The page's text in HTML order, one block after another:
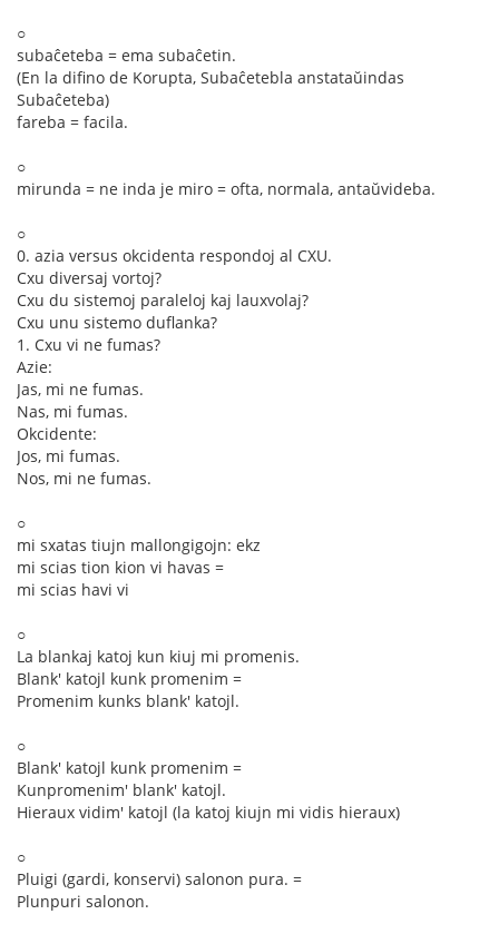
○
subaĉeteba = ema subaĉetin.
(En la difino de Korupta, Subaĉetebla anstataŭindas
Subaĉeteba)
fareba = facila.
○
mirunda = ne inda je miro = ofta, normala, antaŭvideba.
○
0. azia versus okcidenta respondoj al CXU.
Cxu diversaj vortoj?
Cxu du sistemoj paraleloj kaj lauxvolaj?
Cxu unu sistemo duflanka?
1. Cxu vi ne fumas?
Azie:
Jas, mi ne fumas.
Nas, mi fumas.
Okcidente:
Jos, mi fumas.
Nos, mi ne fumas.
○
mi sxatas tiujn mallongigojn: ekz
mi scias tion kion vi havas =
mi scias havi vi
○
La blankaj katoj kun kiuj mi promenis.
Blank' katojl kunk promenim =
Promenim kunks blank' katojl.
○
Blank' katojl kunk promenim =
Kunpromenim' blank' katojl.
Hieraux vidim' katojl (la katoj kiujn mi vidis hieraux)
○
Pluigi (gardi, konservi) salonon pura. =
Plunpuri salonon.